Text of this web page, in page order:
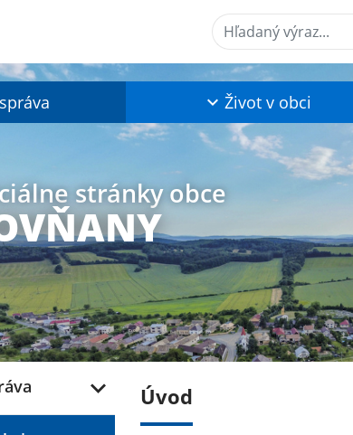
Hľadaný výraz...
Život v obci
stránky obce
Úvod